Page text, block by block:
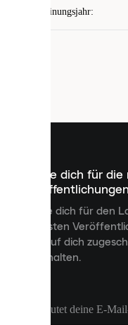
Erscheinungsjahr:
Melde dich für
Melde dich für den
neuesten
und auf dich
zu erhalten.
COOKIES
kleine
dienen,
Inhalte
anzuzeigen
deine